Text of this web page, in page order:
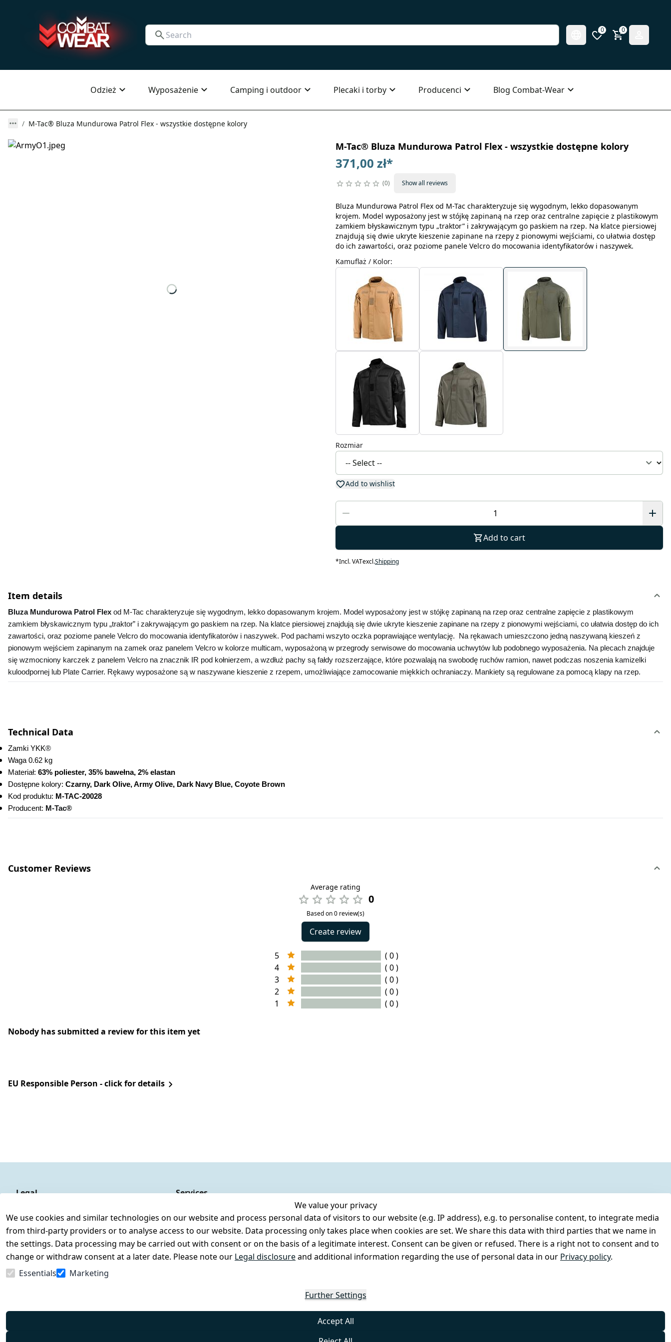
0 0
Odzież Wyposażenie Camping i outdoor Plecaki i torby Producenci Blog Combat-Wear
M-Tac® Bluza Mundurowa Patrol Flex - wszystkie dostępne kolory
M-Tac® Bluza Mundurowa Patrol Flex - wszystkie dostępne kolory
371,00 zł*
0 Show all reviews
Bluza Mundurowa Patrol Flex od M-Tac charakteryzuje się wygodnym, lekko dopasowanym
krojem. Model wyposażony jest w stójkę zapinaną na rzep oraz centralne zapięcie z plastikowym
zamkiem błyskawicznym typu „traktor” i zakrywającym go paskiem na rzep. Na klatce piersiowej
znajdują się dwie ukryte kieszenie zapinane na rzepy z pionowymi wejściami, co ułatwia dostęp
do ich zawartości, oraz poziome panele Velcro do mocowania identyfikatorów i naszywek.
Kamuflaż / Kolor:
Rozmiar
Add to wishlist
Add to cart
*Incl. VATexcl.Shipping
Item details
Bluza Mundurowa Patrol Flex od M-Tac charakteryzuje się wygodnym, lekko dopasowanym krojem. Model wyposażony jest w stójkę zapinaną na rzep oraz centralne zapięcie z plastikowym
zamkiem błyskawicznym typu „traktor” i zakrywającym go paskiem na rzep. Na klatce piersiowej znajdują się dwie ukryte kieszenie zapinane na rzepy z pionowymi wejściami, co ułatwia dostęp do ich
zawartości, oraz poziome panele Velcro do mocowania identyfikatorów i naszywek. Pod pachami wszyto oczka poprawiające wentylację.  Na rękawach umieszczono jedną naszywaną kieszeń z
pionowym wejściem zapinanym na zamek oraz panelem Velcro w kolorze multicam, wyposażoną w przegrody serwisowe do mocowania uchwytów lub podobnego wyposażenia. Na plecach znajduje
się wzmocniony karczek z panelem Velcro na znacznik IR pod kołnierzem, a wzdłuż pachy są fałdy rozszerzające, które pozwalają na swobodę ruchów ramion, nawet podczas noszenia kamizelki
kuloodpornej lub Plate Carrier. Rękawy wyposażone są w naszywane kieszenie z rzepem, umożliwiające zamocowanie miękkich ochraniaczy. Mankiety są regulowane za pomocą klapy na rzep.
Technical Data
Zamki YKK®
Waga 0.62 kg
Materiał: 63% poliester, 35% bawełna, 2% elastan
Dostępne kolory: Czarny, Dark Olive, Army Olive, Dark Navy Blue, Coyote Brown
Kod produktu: M-TAC-20028
Producent: M-Tac®
Customer Reviews
Average rating
0
Based on 0 review(s)
Create review
5
( 0 )
4
( 0 )
3
( 0 )
2
( 0 )
1
( 0 )
Nobody has submitted a review for this item yet
EU Responsible Person - click for details
We value your privacy
We use cookies and similar technologies on our website and process personal data of visitors to our website (e.g. IP address), e.g. to personalise content, to integrate media
from third-party providers or to analyse access to our website. Data processing only takes place when cookies are set. We share this data with third parties that we name in
the settings. Data processing may be carried out with consent or on the basis of a legitimate interest. Consent can be given or refused. There is a right not to consent and to
change or withdraw consent at a later date. Please note our Legal disclosureand additional information regarding the use of personal data in our Privacy policy.
Essentials
Marketing
Further Settings
Accept All
Legal
Legal disclosure
Privacy Policy
Declaration of accessibility
Cancellation rights
Services
Register